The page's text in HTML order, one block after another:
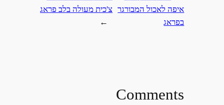
איפה לאכול המבורגר
בפראג
צ'כית מעולה בלב פראג
→
Comments